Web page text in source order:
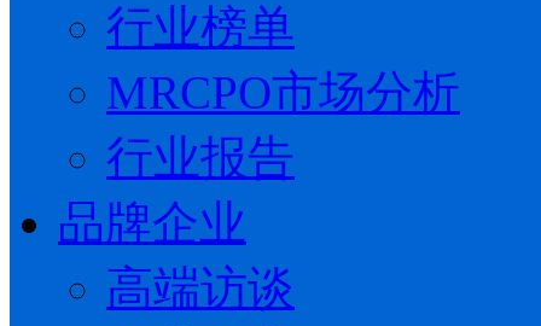
行业榜单
MRCPO市场分析
行业报告
品牌企业
高端访谈